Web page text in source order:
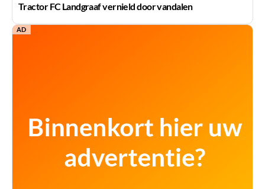
Tractor FC Landgraaf vernield door vandalen
AD